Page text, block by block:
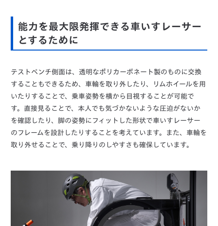
能力を最大限発揮できる車いすレーサー
とするために
テストベンチ側面は、透明なポリカーボネート製のものに交換
することもできるため、車輪を取り外したり、リムホイールを用
いたりすることで、乗車姿勢を横から目視することが可能で
す。直接見ることで、本人でも気づかないような圧迫がないか
を確認したり、脚の姿勢にフィットした形状で車いすレーサー
のフレームを設計したりすることを考えています。また、車輪を
取り外せることで、乗り降りのしやすさも確保しています。